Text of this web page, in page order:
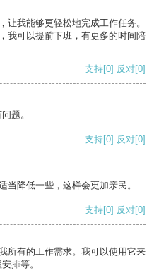
让我能够更轻松地完成工作任务。
我可以提前下班，有更多的时间陪
支持[0] 反对[0]
题。
支持[0] 反对[0]
当降低一些，这样会更加亲民。
支持[0] 反对[0]
所有的工作需求。我可以使用它来
排等。